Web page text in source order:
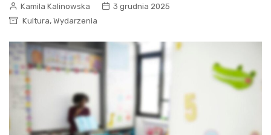
Kamila Kalinowska
3 grudnia 2025
Kultura, Wydarzenia